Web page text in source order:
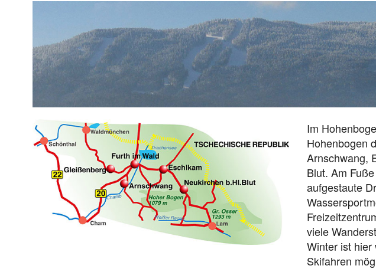
Im
Hohenbogen
Arnschwang,
Blut. Am
aufgestaute
viele
Winter ist hier
Skifahren